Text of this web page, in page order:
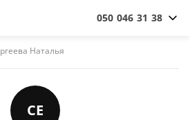
050 046 31 38
Наталья
СЕ